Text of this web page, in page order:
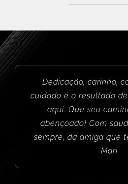
Dedicação, carinho,
cuidado é o resultado
aqui. Que seu
abençoado! Com
sempre, da amiga que
Mari.
Mi abuelo es paciente
es un médico muy
y explica con claridad
salud y los
familia y yo estamos
su